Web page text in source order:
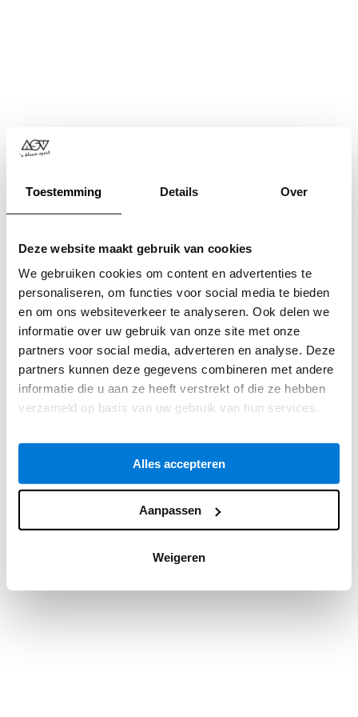
Toestemming Details Over
Deze website maakt gebruik van cookies
We gebruiken cookies om content en advertenties te
personaliseren, om functies voor social media te bieden
en om ons websiteverkeer te analyseren. Ook delen we
informatie over uw gebruik van onze site met onze
partners voor social media, adverteren en analyse. Deze
partners kunnen deze gegevens combineren met andere
informatie die u aan ze heeft verstrekt of die ze hebben
verzameld op basis van uw gebruik van hun services.
Alles accepteren
Aanpassen
Weigeren
Application error: a client-side exception has occurred while
loadingwww.asv.nl(see the browser consolefor more
information).